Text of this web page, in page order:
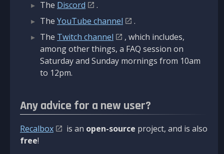
The Discord
.
The YouTube channel
.
The Twitch channel
, which includes,
among other things, a FAQ session on
Saturday and Sunday mornings from 10am
to 12pm.
Any advice for a new user?
Recalbox is an open-source project, and is also
free!